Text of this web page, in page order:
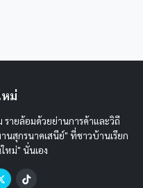
ม่
ายล้อมด้วยย่านการค้าและวิถี
สุกรนาคเสนีย์" ที่ชาวบ้านเรียก
หม่" นั่นเอง